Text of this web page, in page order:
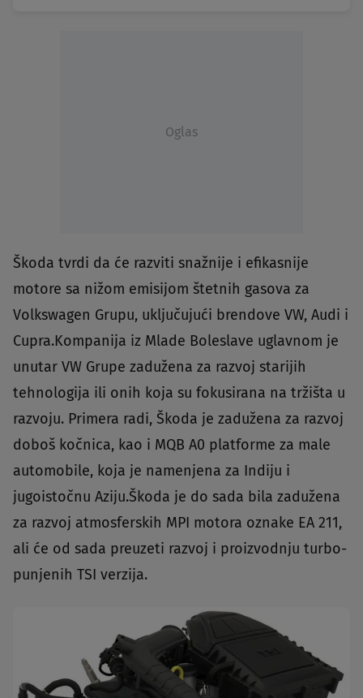
Oglas
Škoda tvrdi da će razviti snažnije i efikasnije
motore sa nižom emisijom štetnih gasova za
Volkswagen Grupu, uključujući brendove VW, Audi i
Cupra.Kompanija iz Mlade Boleslave uglavnom je
unutar VW Grupe zadužena za razvoj starijih
tehnologija ili onih koja su fokusirana na tržišta u
razvoju. Primera radi, Škoda je zadužena za razvoj
doboš kočnica, kao i MQB A0 platforme za male
automobile, koja je namenjena za Indiju i
jugoistočnu Aziju.Škoda je do sada bila zadužena
za razvoj atmosferskih MPI motora oznake EA 211,
ali će od sada preuzeti razvoj i proizvodnju turbo-
punjenih TSI verzija.